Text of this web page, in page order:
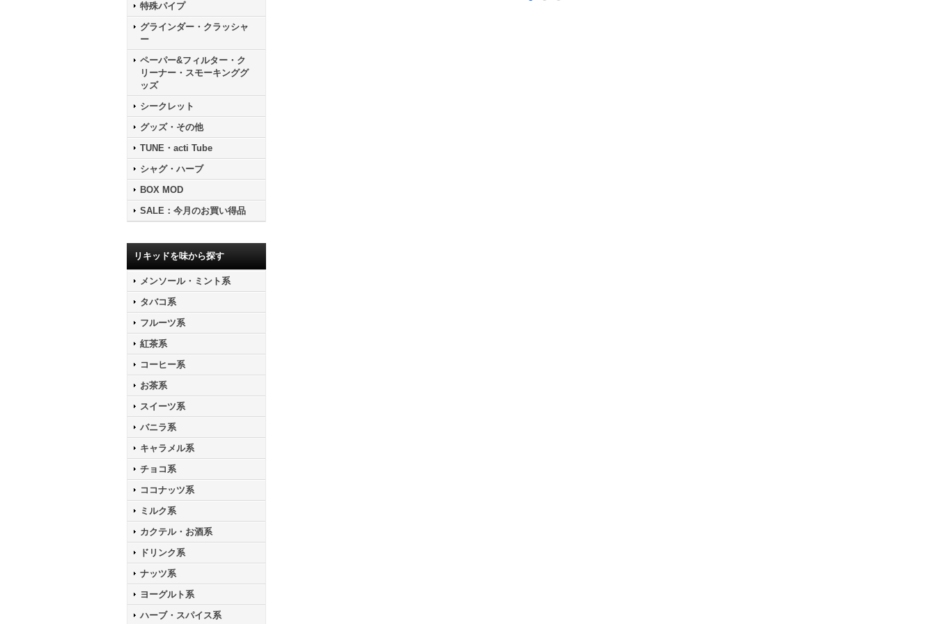
特殊パイプ
グラインダー・クラッシャ
ー
ペーパー&フィルター・ク
リーナー・スモーキンググ
ッズ
シークレット
グッズ・その他
TUNE・acti Tube
シャグ・ハーブ
BOX MOD
SALE：今月のお買い得品
リキッドを味から探す
メンソール・ミント系
タバコ系
フルーツ系
紅茶系
コーヒー系
お茶系
スイーツ系
バニラ系
キャラメル系
チョコ系
ココナッツ系
ミルク系
カクテル・お酒系
ドリンク系
ナッツ系
ヨーグルト系
ハーブ・スパイス系